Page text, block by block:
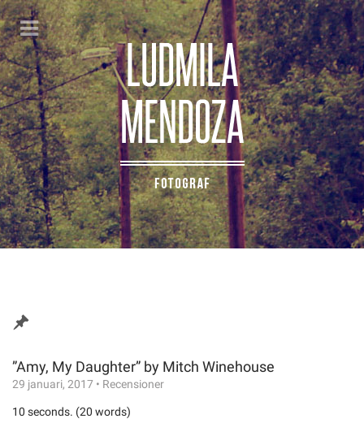
”Amy, My Daughter” by Mitch Winehouse
29 januari, 2017 • Recensioner
10 seconds. (20 words)